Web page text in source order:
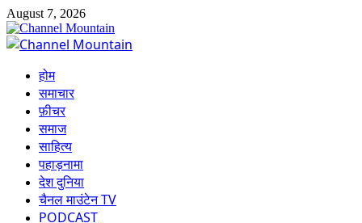
Skip
to
content
August 7, 2026
Primary
होम
समाचार
फ़ीचर
समाज
साहित्य
पहाड़नामा
देश दुनिया
चैनल माउंटेन TV
PODCAST